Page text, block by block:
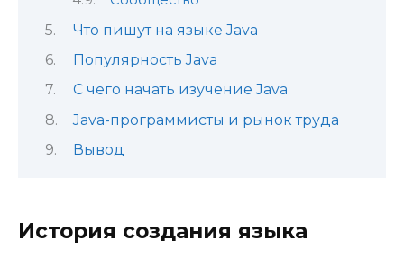
Что пишут на языке Java
Популярность Java
С чего начать изучение Java
Java-программисты и рынок труда
Вывод
История создания языка